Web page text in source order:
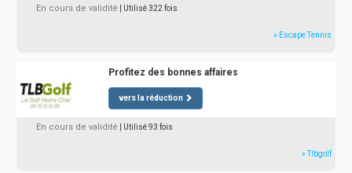
En cours de validité | Utilisé 322 fois
» Escape Tennis
Profitez des bonnes affaires
vers la réduction
En cours de validité | Utilisé 93 fois
» Tlbgolf